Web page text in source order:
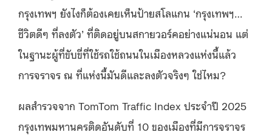
กรุงเทพฯ ยังไงก็ต้องเคยเห็นป้ายสโลแกน ‘กรุงเทพฯ…
ชีวิตดีๆ ที่ลงตัว’ ที่ติดอยู่บนสกายวอร์คอย่างแน่นอน แต่
ในฐานะผู้ที่ขับขี่ที่ใช้รถใช้ถนนในเมืองหลวงแห่งนี้แล้ว
การจราจร ณ ที่แห่งนี้มันดีและลงตัวจริงๆ ใช่ไหม?
ผลสำรวจจาก TomTom Traffic Index ประจำปี 2025
กรุงเทพมหานครติดอันดับที่ 10 ของเมืองที่มีการจราจร